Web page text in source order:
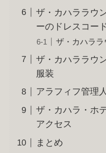
ザ・カハララウ
ーのドレスコー
ザ・カハラ
ザ・カハララウ
服装
アラフィフ管理
ザ・カハラ・ホ
アクセス
まとめ